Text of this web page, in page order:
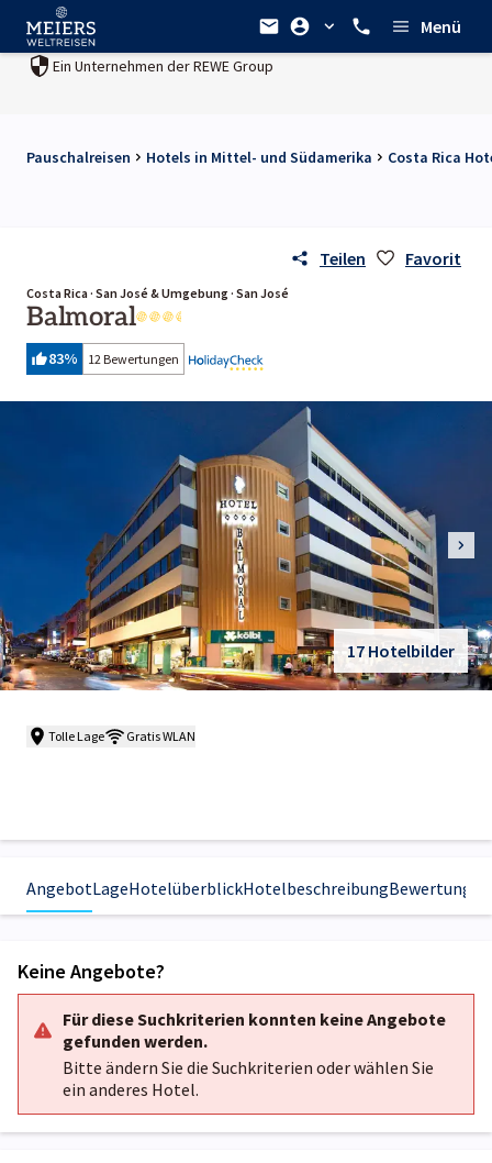
Menü
Ein Unternehmen derREWE Group
Pauschalreisen Hotels in Mittel- und Südamerika Costa Rica
Teilen Favorit
Costa Rica · San José & Umgebung · San José
Balmoral
83% 12 Bewertungen
17 Hotelbilder
Tolle Lage Gratis WLAN
AngebotLageHotelüberblickHotelbeschreibungBewertungen
Keine Angebote?
Für diese Suchkriterien konnten keine Angebote
gefunden werden.
Bitte ändern Sie die Suchkriterien oder wählen Sie
ein anderes Hotel.